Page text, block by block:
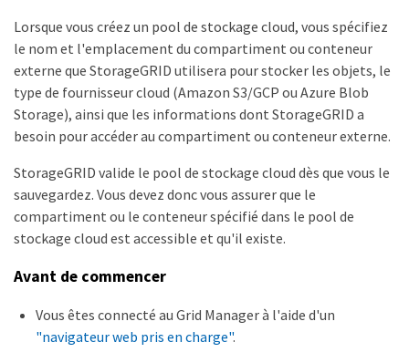
Lorsque vous créez un pool de stockage cloud, vous spécifiez
le nom et l'emplacement du compartiment ou conteneur
externe que StorageGRID utilisera pour stocker les objets, le
type de fournisseur cloud (Amazon S3/GCP ou Azure Blob
Storage), ainsi que les informations dont StorageGRID a
besoin pour accéder au compartiment ou conteneur externe.
StorageGRID valide le pool de stockage cloud dès que vous le
sauvegardez. Vous devez donc vous assurer que le
compartiment ou le conteneur spécifié dans le pool de
stockage cloud est accessible et qu'il existe.
Avant de commencer
Vous êtes connecté au Grid Manager à l'aide d'un
"navigateur web pris en charge".